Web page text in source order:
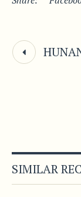
SIMILAR